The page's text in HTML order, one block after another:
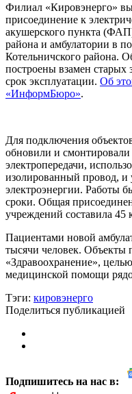
Филиал «Кировэнерго»
присоединение к
акушерского пункта
района и амбулатории в
Котельничского района.
построены взамен старых
срок эксплуатации. Об
«ИнформБюро».
Для подключения
обновили и
электропередачи,
изолированный провод, и
электроэнергии. Работы
сроки. Общая
учреждений составила 45
Пациентами новой
тысячи человек. Объекты
«Здравоохранение»,
медицинской помощи
Тэги: кировэнерго
Поделиться публикацией
Подпишитесь на нас в: